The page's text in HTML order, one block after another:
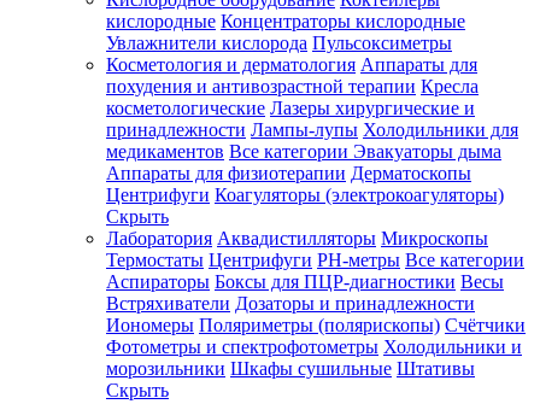
Зарегистрироваться
Зачем
регистрироваться?
Все
покупки
одном
месте
Личный
менеджер
Отслеживание
кислородные Концентраторы кислородные
Увлажнители кислорода Пульсоксиметры
Косметология и дерматология Аппараты для
похудения и антивозрастной терапии Кресла
косметологические Лазеры хирургические и
принадлежности Лампы-лупы Холодильники для
медикаментов Все категории Эвакуаторы дыма
Аппараты для физиотерапии Дерматоскопы
Центрифуги Коагуляторы (электрокоагуляторы)
Скрыть
Лаборатория Аквадистилляторы Микроскопы
Термостаты Центрифуги PH-метры Все категории
Аспираторы Боксы для ПЦР-диагностики Весы
Встряхиватели Дозаторы и принадлежности
Иономеры Поляриметры (полярископы) Счётчики
Фотометры и спектрофотометры Холодильники и
морозильники Шкафы сушильные Штативы
Скрыть